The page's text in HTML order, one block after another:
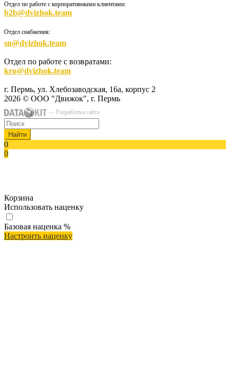
Отдел по работе с корпоративными клиентами:
b2b@dvizhok.team
Отдел снабжения:
sn@dvizhok.team
Отдел по работе с возвратами:
kro@dvizhok.team
г. Пермь, ул. Хлебозаводская, 16а, корпус 2
2026 © ООО "Движок", г. Пермь
— Разработка сайта
Найти
0
0
Корзина
Использовать наценку
Базовая наценка %
Настроить наценку